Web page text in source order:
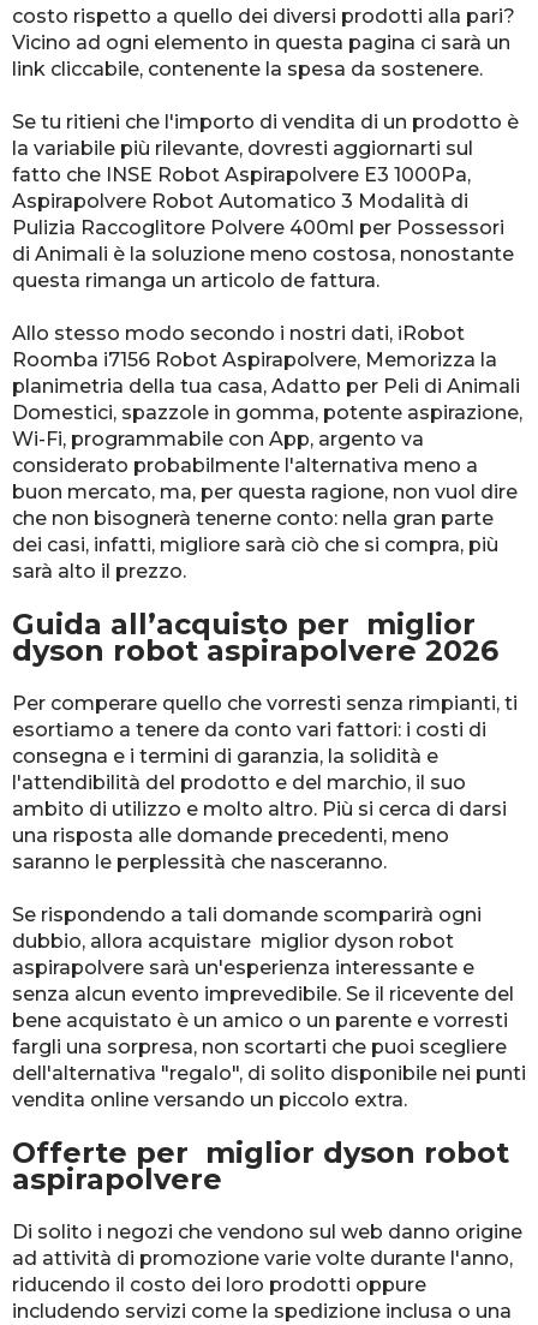
costo rispetto a quello dei diversi prodotti alla pari?
Vicino ad ogni elemento in questa pagina ci sarà un
link cliccabile, contenente la spesa da sostenere.
Se tu ritieni che l'importo di vendita di un prodotto è
la variabile più rilevante, dovresti aggiornarti sul
fatto che INSE Robot Aspirapolvere E3 1000Pa,
Aspirapolvere Robot Automatico 3 Modalità di
Pulizia Raccoglitore Polvere 400ml per Possessori
di Animali è la soluzione meno costosa, nonostante
questa rimanga un articolo de fattura.
Allo stesso modo secondo i nostri dati, iRobot
Roomba i7156 Robot Aspirapolvere, Memorizza la
planimetria della tua casa, Adatto per Peli di Animali
Domestici, spazzole in gomma, potente aspirazione,
Wi-Fi, programmabile con App, argento va
considerato probabilmente l'alternativa meno a
buon mercato, ma, per questa ragione, non vuol dire
che non bisognerà tenerne conto: nella gran parte
dei casi, infatti, migliore sarà ciò che si compra, più
sarà alto il prezzo.
Guida all’acquisto per miglior
dyson robot aspirapolvere 2026
Per comperare quello che vorresti senza rimpianti, ti
esortiamo a tenere da conto vari fattori: i costi di
consegna e i termini di garanzia, la solidità e
l'attendibilità del prodotto e del marchio, il suo
ambito di utilizzo e molto altro. Più si cerca di darsi
una risposta alle domande precedenti, meno
saranno le perplessità che nasceranno.
Se rispondendo a tali domande scomparirà ogni
dubbio, allora acquistare miglior dyson robot
aspirapolvere sarà un'esperienza interessante e
senza alcun evento imprevedibile. Se il ricevente del
bene acquistato è un amico o un parente e vorresti
fargli una sorpresa, non scortarti che puoi scegliere
dell'alternativa "regalo", di solito disponibile nei punti
vendita online versando un piccolo extra.
Offerte per miglior dyson robot
aspirapolvere
Di solito i negozi che vendono sul web danno origine
ad attività di promozione varie volte durante l'anno,
riducendo il costo dei loro prodotti oppure
includendo servizi come la spedizione inclusa o una